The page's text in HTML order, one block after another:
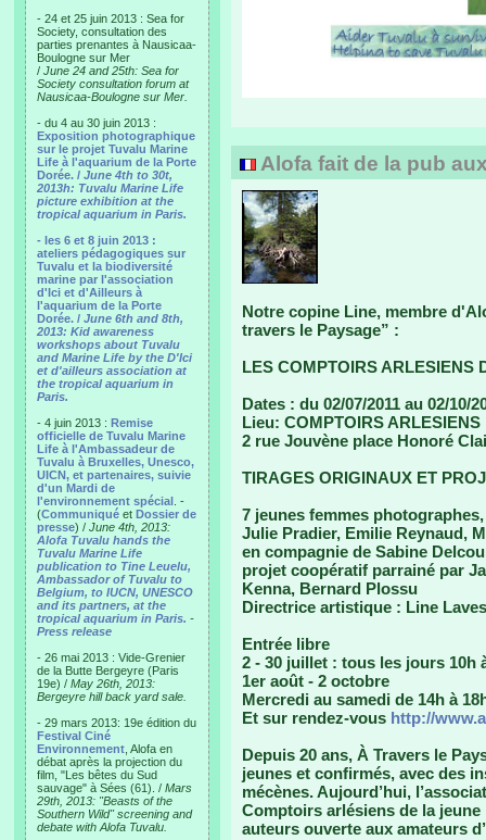
- 24 et 25 juin 2013 : Sea for
Society, consultation des
parties prenantes à Nausicaa-
Boulogne sur Mer
/ June 24 and 25th: Sea for
Society consultation forum at
Nausicaa-Boulogne sur Mer.
- du 4 au 30 juin 2013 :
Exposition photographique
sur le projet Tuvalu Marine
Life à l'aquarium de la Porte
Dorée. / June 4th to 30t,
2013h: Tuvalu Marine Life
picture exhibition at the
tropical aquarium in Paris.
- les 6 et 8 juin 2013 :
ateliers pédagogiques sur
Tuvalu et la biodiversité
marine par l'association
d'Ici et d'Ailleurs à
l'aquarium de la Porte
Dorée. / June 6th and 8th,
2013: Kid awareness
workshops about Tuvalu
and Marine Life by the D'Ici
et d'ailleurs association at
the tropical aquarium in
Paris.
- 4 juin 2013 : Remise
officielle de Tuvalu Marine
Life à l'Ambassadeur de
Tuvalu à Bruxelles, Unesco,
UICN, et partenaires, suivie
d'un Mardi de
l'environnement spécial . -
(Communiqué et Dossier de
presse) / June 4th, 2013:
Alofa Tuvalu hands the
Tuvalu Marine Life
publication to Tine Leuelu,
Ambassador of Tuvalu to
Belgium, to IUCN, UNESCO
and its partners, at the
tropical aquarium in Paris. -
Press release
- 26 mai 2013 : Vide-Grenier
de la Butte Bergeyre (Paris
19e) / May 26th, 2013:
Bergeyre hill back yard sale.
- 29 mars 2013: 19e édition du
Festival Ciné
Environnement , Alofa en
débat après la projection du
film, "Les bêtes du Sud
sauvage" à Sées (61). / Mars
29th, 2013: "Beasts of the
Southern Wild" screening and
debate with Alofa Tuvalu.
Alofa fait de la pub
Notre copine Line, membre
travers le Paysage” :
LES COMPTOIRS ARLESIENS
Dates : du 02/07/2011 au 02/10/
Lieu: COMPTOIRS ARLESIENS
2 rue Jouvène place Honoré
TIRAGES ORIGINAUX ET
7 jeunes femmes
Julie Pradier, Emilie Reynaud,
en compagnie de Sabine
projet coopératif parrainé par
Kenna, Bernard Plossu
Directrice artistique : Line
Entrée libre
2 - 30 juillet : tous les jours 10h
1er août - 2 octobre
Mercredi au samedi de 14h à
Et sur rendez-vous http://
Depuis 20 ans, À Travers le
jeunes et confirmés, avec des
mécènes. Aujourd’hui,
Comptoirs arlésiens de la
auteurs ouverte aux amateurs